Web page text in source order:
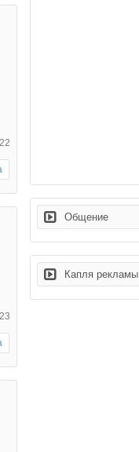
Общение
Капля рекламы